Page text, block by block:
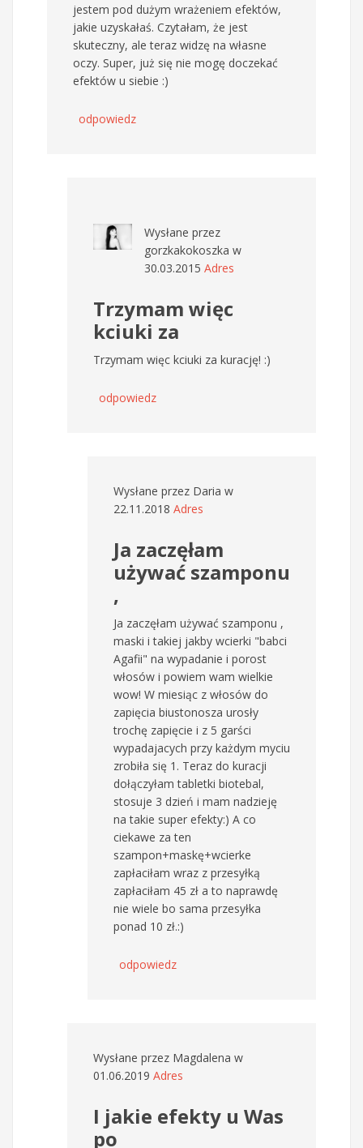
jestem pod dużym wrażeniem efektów,
jakie uzyskałaś. Czytałam, że jest
skuteczny, ale teraz widzę na własne
oczy. Super, już się nie mogę doczekać
efektów u siebie :)
odpowiedz
Wysłane przez
gorzkakokoszka w
30.03.2015 Adres
Trzymam więc
kciuki za
Trzymam więc kciuki za kurację! :)
odpowiedz
Wysłane przez Daria w
22.11.2018 Adres
Ja zaczęłam
używać szamponu
,
Ja zaczęłam używać szamponu ,
maski i takiej jakby wcierki "babci
Agafii" na wypadanie i porost
włosów i powiem wam wielkie
wow! W miesiąc z włosów do
zapięcia biustonosza urosły
trochę zapięcie i z 5 garści
wypadajacych przy każdym myciu
zrobiła się 1. Teraz do kuracji
dołączyłam tabletki biotebal,
stosuje 3 dzień i mam nadzieję
na takie super efekty:) A co
ciekawe za ten
szampon+maskę+wcierke
zapłaciłam wraz z przesyłką
zapłaciłam 45 zł a to naprawdę
nie wiele bo sama przesyłka
ponad 10 zł.:)
odpowiedz
Wysłane przez Magdalena w
01.06.2019 Adres
I jakie efekty u Was
po